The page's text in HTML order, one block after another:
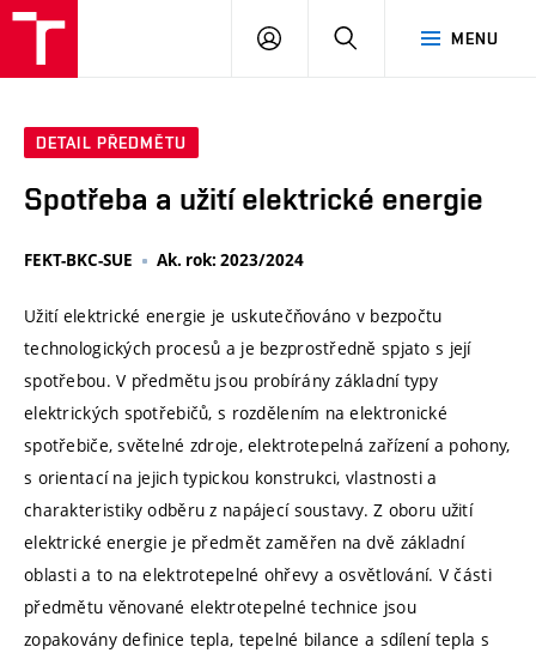
MENU
PŘIHLÁSIT
DETAIL PŘEDMĚTU
Spotřeba a užití elektrické energie
FEKT-BKC-SUE Ak. rok: 2023/2024
Užití elektrické energie je uskutečňováno v bezpočtu
technologických procesů a je bezprostředně spjato s její
spotřebou. V předmětu jsou probírány základní typy
elektrických spotřebičů, s rozdělením na elektronické
spotřebiče, světelné zdroje, elektrotepelná zařízení a pohony,
s orientací na jejich typickou konstrukci, vlastnosti a
charakteristiky odběru z napájecí soustavy. Z oboru užití
elektrické energie je předmět zaměřen na dvě základní
oblasti a to na elektrotepelné ohřevy a osvětlování. V části
předmětu věnované elektrotepelné technice jsou
zopakovány definice tepla, tepelné bilance a sdílení tepla s